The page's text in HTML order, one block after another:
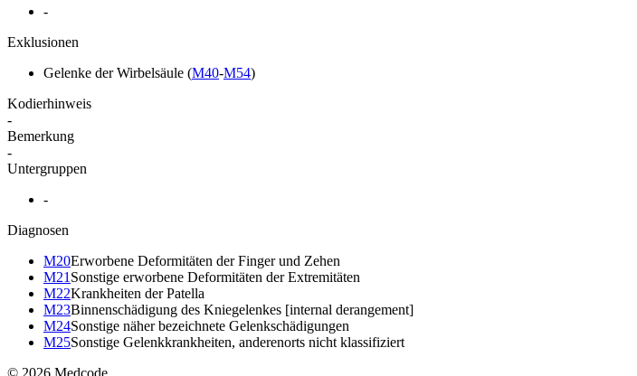
-
Exklusionen
Gelenke der Wirbelsäule (M40-M54)
Kodierhinweis
-
Bemerkung
-
Untergruppen
-
Diagnosen
M20Erworbene Deformitäten der Finger und Zehen
M21 Sonstige erworbene Deformitäten der Extremitäten
M22Krankheiten der Patella
M23Binnenschädigung des Kniegelenkes [internal derangement]
M24Sonstige näher bezeichnete Gelenkschädigungen
M25Sonstige Gelenkkrankheiten, anderenorts nicht klassifiziert
© 2026 Medcode